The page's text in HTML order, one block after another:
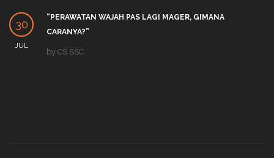
30
JUL
“PERAWATAN WAJAH PAS LAGI MAGER, GIMANA
CARANYA?”
by CS SSC